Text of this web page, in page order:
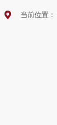
当前位置：